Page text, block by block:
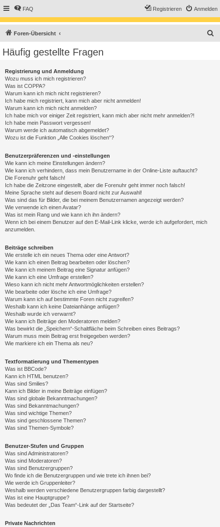
FAQ Anmelden
Registrieren
Foren-Übersicht
Häufig gestellte Fragen
Registrierung und Anmeldung
Wozu muss ich mich registrieren?
Was ist COPPA?
Warum kann ich mich nicht registrieren?
Ich habe mich registriert, kann mich aber nicht anmelden!
Warum kann ich mich nicht anmelden?
Ich habe mich vor einiger Zeit registriert, kann mich aber nicht mehr anmelden?!
Ich habe mein Passwort vergessen!
Warum werde ich automatisch abgemeldet?
Wozu ist die Funktion „Alle Cookies löschen“?
Benutzerpräferenzen und -einstellungen
Wie kann ich meine Einstellungen ändern?
Wie kann ich verhindern, dass mein Benutzername in der Online-Liste auftaucht?
Die Forenuhr geht falsch!
Ich habe die Zeitzone eingestellt, aber die Forenuhr geht immer noch falsch!
Meine Sprache steht auf diesem Board nicht zur Auswahl!
Was sind das für Bilder, die bei meinem Benutzernamen angezeigt werden?
Wie verwende ich einen Avatar?
Was ist mein Rang und wie kann ich ihn ändern?
Wenn ich bei einem Benutzer auf den E-Mail-Link klicke, werde ich aufgefordert, mich
anzumelden.
Beiträge schreiben
Wie erstelle ich ein neues Thema oder eine Antwort?
Wie kann ich einen Beitrag bearbeiten oder löschen?
Wie kann ich meinem Beitrag eine Signatur anfügen?
Wie kann ich eine Umfrage erstellen?
Wieso kann ich nicht mehr Antwortmöglichkeiten erstellen?
Wie bearbeite oder lösche ich eine Umfrage?
Warum kann ich auf bestimmte Foren nicht zugreifen?
Weshalb kann ich keine Dateianhänge anfügen?
Weshalb wurde ich verwarnt?
Wie kann ich Beiträge den Moderatoren melden?
Was bewirkt die „Speichern“-Schaltfläche beim Schreiben eines Beitrags?
Warum muss mein Beitrag erst freigegeben werden?
Wie markiere ich ein Thema als neu?
Textformatierung und Thementypen
Was ist BBCode?
Kann ich HTML benutzen?
Was sind Smilies?
Kann ich Bilder in meine Beiträge einfügen?
Was sind globale Bekanntmachungen?
Was sind Bekanntmachungen?
Was sind wichtige Themen?
Was sind geschlossene Themen?
Was sind Themen-Symbole?
Benutzer-Stufen und Gruppen
Was sind Administratoren?
Was sind Moderatoren?
Was sind Benutzergruppen?
Wo finde ich die Benutzergruppen und wie trete ich ihnen bei?
Wie werde ich Gruppenleiter?
Weshalb werden verschiedene Benutzergruppen farbig dargestellt?
Was ist eine Hauptgruppe?
Was bedeutet der „Das Team“-Link auf der Startseite?
Private Nachrichten